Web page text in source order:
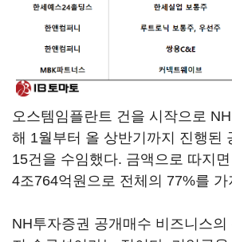
오스템임플란트 건을 시작으로
해 1월부터 올 상반기까지 진행된
15건을 수임했다. 금액으로 따지
4조764억원으로 전체의 77%를 가
NH투자증권 공개매수 비즈니스의